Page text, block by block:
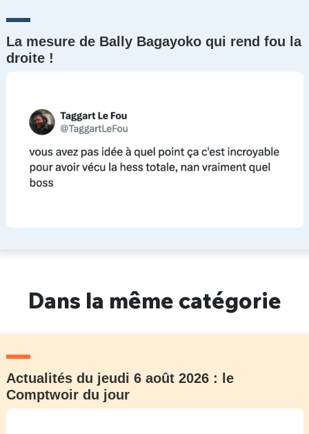
La mesure de Bally Bagayoko qui rend fou la
droite !
Dans la même catégorie
Actualités du jeudi 6 août 2026 : le
Comptwoir du jour